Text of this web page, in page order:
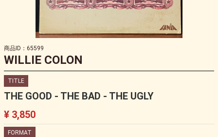
商品ID：65599
WILLIE COLON
TITLE
THE GOOD - THE BAD - THE UGLY
¥ 3,850
FORMAT